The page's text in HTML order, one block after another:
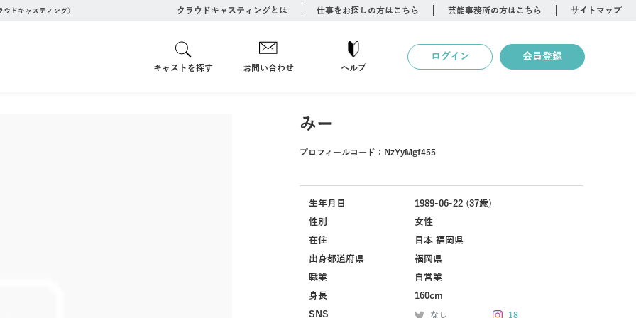
ドキャスティング） クラウドキャスティングとは 仕事をお探しの方はこちら 芸能事務所の方はこちら サイトマップ
キャストを探す お問い合わせ ヘルプ
ログイン 会員登録
みー
プロフィールコード： NzYyMgf455
生年月日
1989-06-22 (37歳)
性別
女性
在住
日本 福岡県
出身都道府県
福岡県
職業
自営業
身長
160cm
SNS
なし 18